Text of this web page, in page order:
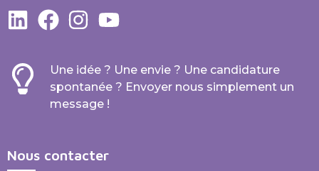
Une idée ? Une envie ? Une candidature
spontanée ? Envoyer nous simplement un
message !
Nous contacter